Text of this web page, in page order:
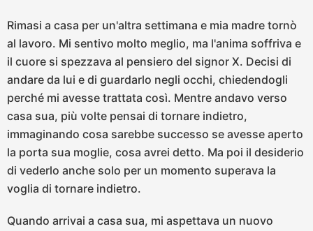
Rimasi a casa per un'altra settimana e mia madre tornò
al lavoro. Mi sentivo molto meglio, ma l'anima soffriva e
il cuore si spezzava al pensiero del signor X. Decisi di
andare da lui e di guardarlo negli occhi, chiedendogli
perché mi avesse trattata così. Mentre andavo verso
casa sua, più volte pensai di tornare indietro,
immaginando cosa sarebbe successo se avesse aperto
la porta sua moglie, cosa avrei detto. Ma poi il desiderio
di vederlo anche solo per un momento superava la
voglia di tornare indietro.
Quando arrivai a casa sua, mi aspettava un nuovo